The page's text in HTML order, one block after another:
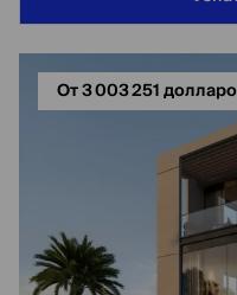
От 3 003 251